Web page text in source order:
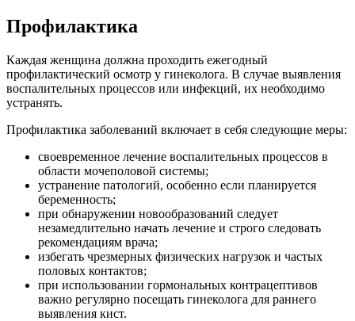
Профилактика
Каждая женщина должна проходить ежегодный
профилактический осмотр у гинеколога. В случае выявления
воспалительных процессов или инфекций, их необходимо
устранять.
Профилактика заболеваний включает в себя следующие меры:
своевременное лечение воспалительных процессов в
области мочеполовой системы;
устранение патологий, особенно если планируется
беременность;
при обнаружении новообразований следует
незамедлительно начать лечение и строго следовать
рекомендациям врача;
избегать чрезмерных физических нагрузок и частых
половых контактов;
при использовании гормональных контрацептивов
важно регулярно посещать гинеколога для раннего
выявления кист.